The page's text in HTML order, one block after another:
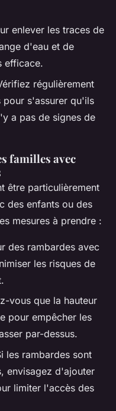
enlever les traces de
d'eau et de
efficace.
régulièrement
pour s'assurer qu'ils
a pas de signes de
familles avec
être particulièrement
des enfants ou des
mesures à prendre :
des rambardes avec
les risques de
vous que la hauteur
pour empêcher les
par-dessus.
les rambardes sont
envisagez d'ajouter
limiter l'accès des